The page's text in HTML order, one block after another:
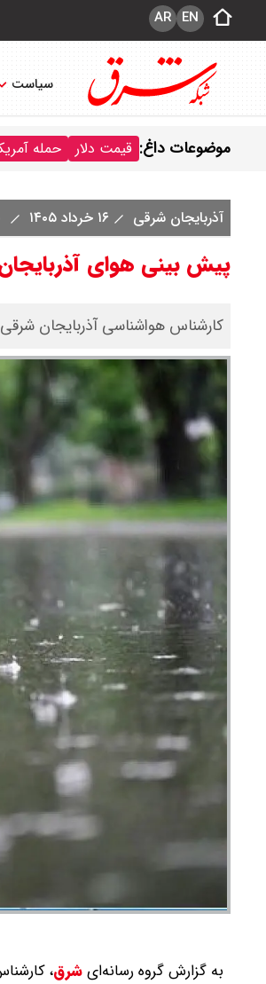
EN
AR
سیاست
موضوعات داغ: قیمت دلار حمله
آذربایجان شرقی ۱۶ خرداد ۱۴۰۵
پیش بینی هوای آذربایجان شرقی فردا 17 خرداد 1405/
​کارشناس هواشناسی آذربایجان
به گزارش گروه رسانه‌ایشرق،